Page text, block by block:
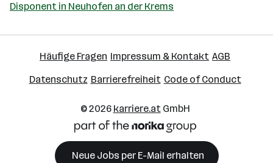
Disponent in Neuhofen an der Krems
Häufige Fragen Impressum & Kontakt AGB
Datenschutz Barrierefreiheit Code of Conduct
© 2026 karriere.atGmbH
Neue Jobs per E-Mail erhalten